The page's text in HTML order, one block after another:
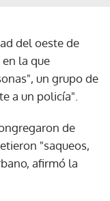
del oeste de
la que
un grupo de
a un policía".
de
"saqueos,
afirmó la